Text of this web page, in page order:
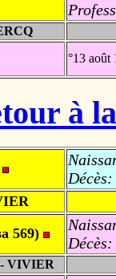
°13
à
Décès:
569)
Décès:
VIVIER